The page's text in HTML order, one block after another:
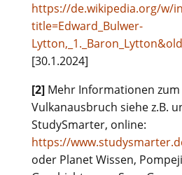
https://de.wikipedia.org/w/
title=Edward_Bulwer-
[30.1.2024]
[2]Mehr Informationen zum
Vulkanausbruch siehe z.B.
StudySmarter, online:
https://
oder Planet Wissen,